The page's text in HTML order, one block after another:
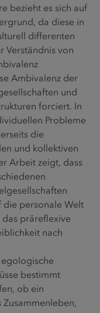
bezieht es sich auf
da diese in
differenten
Verständnis von
Ambivalenz der
und
forciert. In
Probleme
die
und kollektiven
Arbeit zeigt, dass
die personale Welt
präreflexive
nach
bestimmt
ob ein